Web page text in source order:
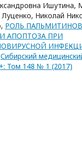
Ишутина,
Николай
РОЛЬ
АПОПТОЗА ПРИ
Сибирский
Том 148 № 1 (2017)